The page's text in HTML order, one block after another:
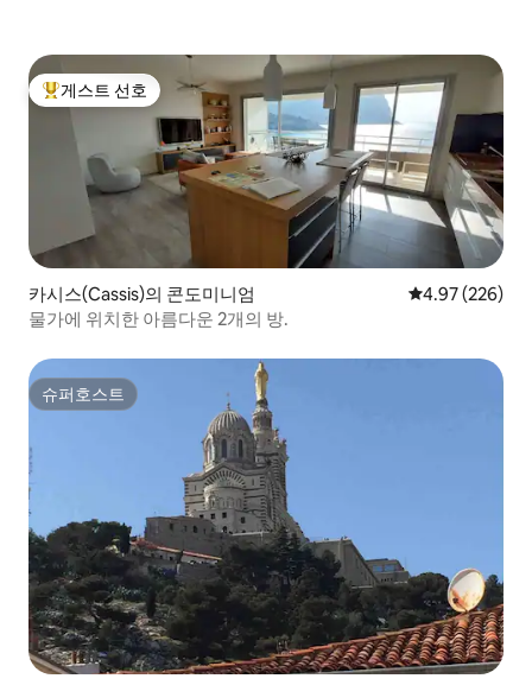
상위 게스트 선호
게스트 선호
카시스(Cassis)의 콘도미니엄 평점 4.97점(5
4.97 (226)
물가에 위치한 아름다운 2개의 방.
슈퍼호스트
슈퍼호스트